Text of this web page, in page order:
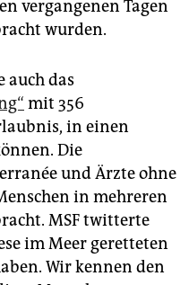
vergangenen Tagen
wurden.
auch das
mit 356
in einen
Die
und Ärzte ohne
in mehreren
MSF twitterte
im Meer geretteten
Wir kennen den